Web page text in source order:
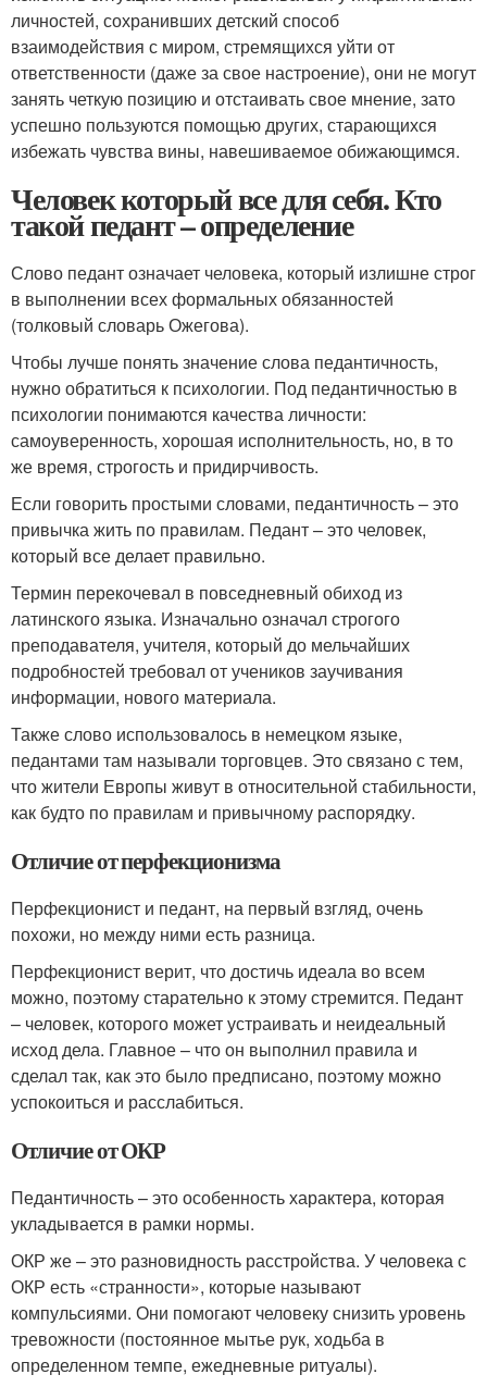
личностей, сохранивших детский способ
взаимодействия с миром, стремящихся уйти от
ответственности (даже за свое настроение), они не могут
занять четкую позицию и отстаивать свое мнение, зато
успешно пользуются помощью других, старающихся
избежать чувства вины, навешиваемое обижающимся.
Человек который все для себя. Кто
такой педант – определение
Слово педант означает человека, который излишне строг
в выполнении всех формальных обязанностей
(толковый словарь Ожегова).
Чтобы лучше понять значение слова педантичность,
нужно обратиться к психологии. Под педантичностью в
психологии понимаются качества личности:
самоуверенность, хорошая исполнительность, но, в то
же время, строгость и придирчивость.
Если говорить простыми словами, педантичность – это
привычка жить по правилам. Педант – это человек,
который все делает правильно.
Термин перекочевал в повседневный обиход из
латинского языка. Изначально означал строгого
преподавателя, учителя, который до мельчайших
подробностей требовал от учеников заучивания
информации, нового материала.
Также слово использовалось в немецком языке,
педантами там называли торговцев. Это связано с тем,
что жители Европы живут в относительной стабильности,
как будто по правилам и привычному распорядку.
Отличие от перфекционизма
Перфекционист и педант, на первый взгляд, очень
похожи, но между ними есть разница.
Перфекционист верит, что достичь идеала во всем
можно, поэтому старательно к этому стремится. Педант
– человек, которого может устраивать и неидеальный
исход дела. Главное – что он выполнил правила и
сделал так, как это было предписано, поэтому можно
успокоиться и расслабиться.
Отличие от ОКР
Педантичность – это особенность характера, которая
укладывается в рамки нормы.
ОКР же – это разновидность расстройства. У человека с
ОКР есть «странности», которые называют
компульсиями. Они помогают человеку снизить уровень
тревожности (постоянное мытье рук, ходьба в
определенном темпе, ежедневные ритуалы).